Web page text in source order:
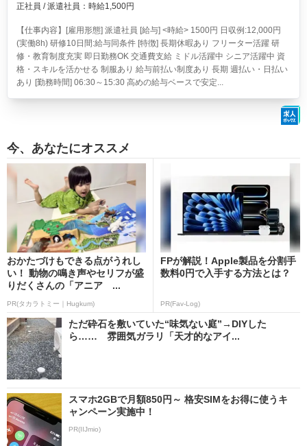
正社員 / 派遣社員：時給1,500円
【仕事内容】[雇用形態] 派遣社員 [給与] <時給> 1500円 日収例:12,000円
(実働8h) 研修10日間:給与同条件 [特徴] 長期休暇あり フリーター活躍 研
修・教育制度充実 即日勤務OK 交通費支給 ミドル活躍中 シニア活躍中 資
格・スキルを活かせる 制服あり 給与前払い制度あり 長期 週払い・日払い
あり [勤務時間] 06:30～15:30 高めの給与ベースで安定...
今、あなたにオススメ
おかたづけもできる点がうれし
い！ 動物の鳴き声やセリフが盛
りだくさんの「アニア ...
PR(タカラトミー｜Hugkum)
FPが解説！Apple製品を分割手
数料0円で入手する方法とは？
PR(Fav-Log)
ただ砕石を敷いていた“味気ない庭”→DIYした
ら…… 雰囲気ガラリ「天才的なアイ...
スマホ2GBで月額850円～ 格安SIMをお得に使うキ
ャンペーン実施中！
PR(IIJmio)